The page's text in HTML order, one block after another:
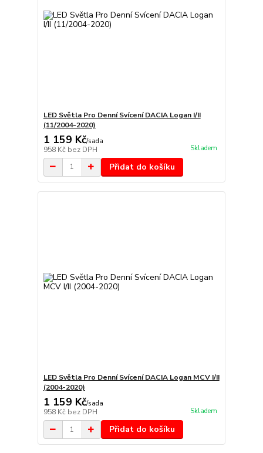
LED Světla Pro Denní Svícení DACIA Logan I/II
(11/2004-2020)
1 159 Kč/sada
958 Kč bez DPH Skladem
Přidat do košíku
LED Světla Pro Denní Svícení DACIA Logan MCV I/II
(2004-2020)
1 159 Kč/sada
958 Kč bez DPH Skladem
Přidat do košíku